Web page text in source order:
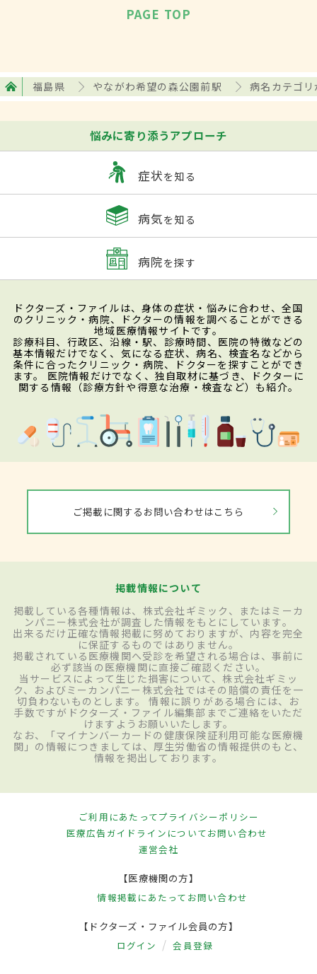
PAGE TOP
福島県 やながわ希望の森公園前駅 病名カテゴ
悩みに寄り添うアプローチ
症状を知る
病気を知る
病院を探す
ドクターズ・ファイルは、身体の症状・悩みに合わせ、全国
のクリニック・病院、ドクターの情報を調べることができる
地域医療情報サイトです。
診療科目、行政区、沿線・駅、診療時間、医院の特徴などの
基本情報だけでなく、気になる症状、病名、検査名などから
条件に合ったクリニック・病院、ドクターを探すことができ
ます。 医院情報だけでなく、独自取材に基づき、ドクターに
関する情報（診療方針や得意な治療・検査など）も紹介。
ご掲載に関するお問い合わせはこちら
掲載情報について
掲載している各種情報は、株式会社ギミック、またはミーカ
ンパニー株式会社が調査した情報をもとにしています。
出来るだけ正確な情報掲載に努めておりますが、内容を完全
に保証するものではありません。
掲載されている医療機関へ受診を希望される場合は、事前に
必ず該当の医療機関に直接ご確認ください。
当サービスによって生じた損害について、株式会社ギミッ
ク、およびミーカンパニー株式会社ではその賠償の責任を一
切負わないものとします。 情報に誤りがある場合には、お
手数ですがドクターズ・ファイル編集部までご連絡をいただ
けますようお願いいたします。
なお、「マイナンバーカードの健康保険証利用可能な医療機
関」の情報につきましては、厚生労働省の情報提供のもと、
情報を掲出しております。
ご利用にあたってプライバシーポリシー
医療広告ガイドラインについてお問い合わせ
運営会社
【医療機関の方】
情報掲載にあたって お問い合わせ
【ドクターズ・ファイル会員の方】
ログイン 会員登録